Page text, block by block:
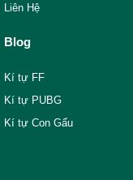
Liên Hệ
Blog
Kí tự FF
Kí tự PUBG
Kí tự Con Gấu